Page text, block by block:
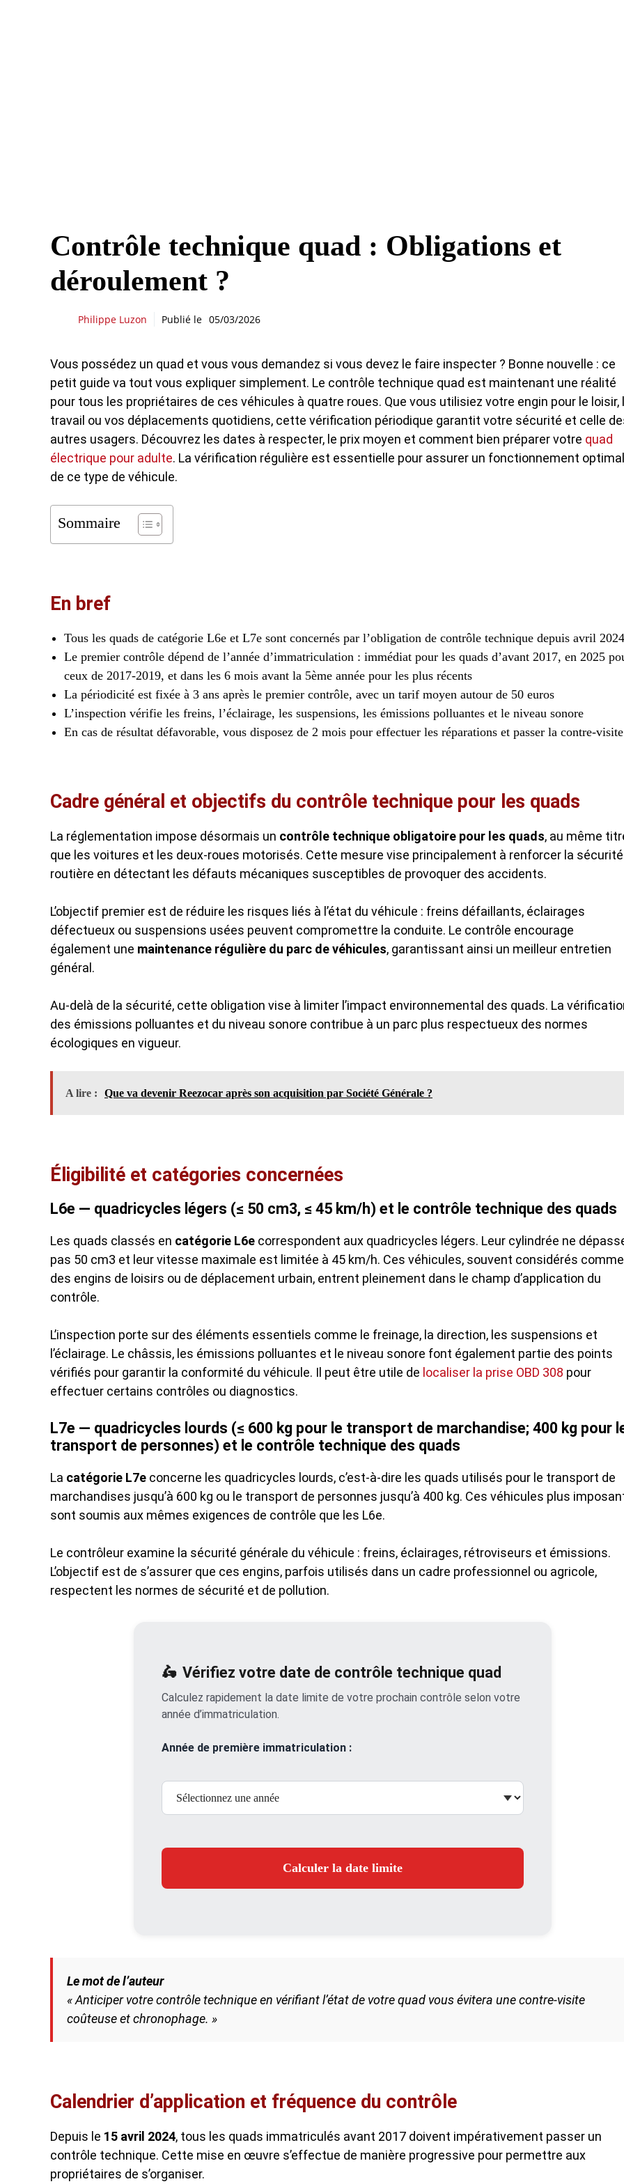
Contrôle technique quad : Obligations et
déroulement ?
Philippe Luzon Publié le 05/03/2026
Vous possédez un quad et vous vous demandez si vous devez le faire inspecter ? Bonne nouvelle : ce
petit guide va tout vous expliquer simplement. Le contrôle technique quad est maintenant une réalité
pour tous les propriétaires de ces véhicules à quatre roues. Que vous utilisiez votre engin pour le loisir,
travail ou vos déplacements quotidiens, cette vérification périodique garantit votre sécurité et celle
autres usagers. Découvrez les dates à respecter, le prix moyen et comment bien préparer votre quad
électrique pour adulte. La vérification régulière est essentielle pour assurer un fonctionnement optimal
de ce type de véhicule.
Sommaire
En bref
Tous les quads de catégorie L6e et L7e sont concernés par l’obligation de contrôle technique depuis avril 2024
Le premier contrôle dépend de l’année d’immatriculation : immédiat pour les quads d’avant 2017, en 2025
ceux de 2017-2019, et dans les 6 mois avant la 5ème année pour les plus récents
La périodicité est fixée à 3 ans après le premier contrôle, avec un tarif moyen autour de 50 euros
L’inspection vérifie les freins, l’éclairage, les suspensions, les émissions polluantes et le niveau sonore
En cas de résultat défavorable, vous disposez de 2 mois pour effectuer les réparations et passer la contre-visite
Cadre général et objectifs du contrôle technique pour les quads
La réglementation impose désormais un contrôle technique obligatoire pour les quads, au même
que les voitures et les deux-roues motorisés. Cette mesure vise principalement à renforcer la sécurité
routière en détectant les défauts mécaniques susceptibles de provoquer des accidents.
L’objectif premier est de réduire les risques liés à l’état du véhicule : freins défaillants, éclairages
défectueux ou suspensions usées peuvent compromettre la conduite. Le contrôle encourage
également une maintenance régulière du parc de véhicules, garantissant ainsi un meilleur entretien
général.
Au-delà de la sécurité, cette obligation vise à limiter l’impact environnemental des quads. La
des émissions polluantes et du niveau sonore contribue à un parc plus respectueux des normes
écologiques en vigueur.
A lire : Que va devenir Reezocar après son acquisition par Société Générale ?
Éligibilité et catégories concernées
L6e — quadricycles légers (≤ 50 cm3, ≤ 45 km/h) et le contrôle technique des quads
Les quads classés en catégorie L6e correspondent aux quadricycles légers. Leur cylindrée ne
pas 50 cm3 et leur vitesse maximale est limitée à 45 km/h. Ces véhicules, souvent considérés comme
des engins de loisirs ou de déplacement urbain, entrent pleinement dans le champ d’application du
contrôle.
L’inspection porte sur des éléments essentiels comme le freinage, la direction, les suspensions et
l’éclairage. Le châssis, les émissions polluantes et le niveau sonore font également partie des points
vérifiés pour garantir la conformité du véhicule. Il peut être utile de localiser la prise OBD 308 pour
effectuer certains contrôles ou diagnostics.
L7e — quadricycles lourds (≤ 600 kg pour le transport de marchandise; 400 kg pour
transport de personnes) et le contrôle technique des quads
La catégorie L7e concerne les quadricycles lourds, c’est-à-dire les quads utilisés pour le transport de
marchandises jusqu’à 600 kg ou le transport de personnes jusqu’à 400 kg. Ces véhicules plus
sont soumis aux mêmes exigences de contrôle que les L6e.
Le contrôleur examine la sécurité générale du véhicule : freins, éclairages, rétroviseurs et émissions.
L’objectif est de s’assurer que ces engins, parfois utilisés dans un cadre professionnel ou agricole,
respectent les normes de sécurité et de pollution.
🛵 Vérifiez votre date de contrôle technique quad
Calculez rapidement la date limite de votre prochain contrôle selon votre
année d’immatriculation.
Année de première immatriculation :
Calculer la date limite
Le mot de l’auteur
« Anticiper votre contrôle technique en vérifiant l’état de votre quad vous évitera une contre-visite
coûteuse et chronophage. »
Calendrier d’application et fréquence du contrôle
Depuis le 15 avril 2024, tous les quads immatriculés avant 2017 doivent impérativement passer un
contrôle technique. Cette mise en œuvre s’effectue de manière progressive pour permettre aux
propriétaires de s’organiser.